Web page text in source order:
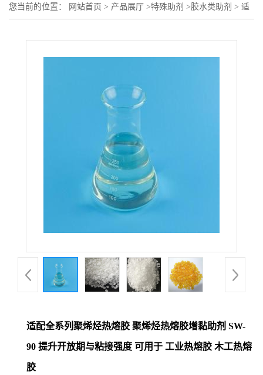
您当前的位置： 网站首页 > 产品展厅 >特殊助剂 >胶水类助剂 > 适
适配全系列聚烯烃热熔胶 聚烯烃热熔胶增黏助剂 SW-
90 提升开放期与粘接强度 可用于 工业热熔胶 木工热熔
胶